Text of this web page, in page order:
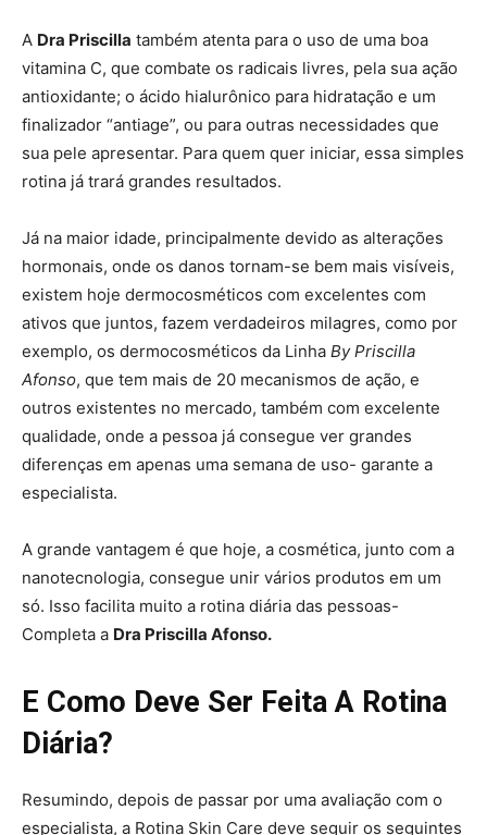
A Dra Priscilla também atenta para o uso de uma boa
vitamina C, que combate os radicais livres, pela sua ação
antioxidante; o ácido hialurônico para hidratação e um
finalizador “antiage”, ou para outras necessidades que
sua pele apresentar. Para quem quer iniciar, essa simples
rotina já trará grandes resultados.
Já na maior idade, principalmente devido as alterações
hormonais, onde os danos tornam-se bem mais visíveis,
existem hoje dermocosméticos com excelentes com
ativos que juntos, fazem verdadeiros milagres, como por
exemplo, os dermocosméticos da Linha By Priscilla
Afonso, que tem mais de 20 mecanismos de ação, e
outros existentes no mercado, também com excelente
qualidade, onde a pessoa já consegue ver grandes
diferenças em apenas uma semana de uso- garante a
especialista.
A grande vantagem é que hoje, a cosmética, junto com a
nanotecnologia, consegue unir vários produtos em um
só. Isso facilita muito a rotina diária das pessoas-
Completa a Dra Priscilla Afonso.
E Como Deve Ser Feita A Rotina
Diária?
Resumindo, depois de passar por uma avaliação com o
especialista, a Rotina Skin Care deve seguir os seguintes